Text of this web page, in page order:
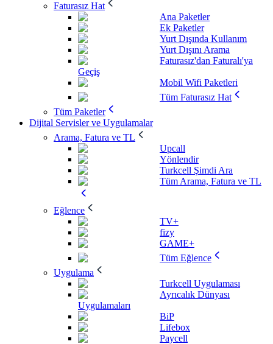
Faturasız Hat
Ana Paketler
Ek Paketler
Yurt Dışında Kullanım
Yurt Dışını Arama
Faturasız'dan Faturalı'ya
Geçiş
Mobil Wifi Paketleri
Tüm Faturasız Hat
Tüm Paketler
Dijital Servisler ve Uygulamalar
Arama, Fatura ve TL
Upcall
Yönlendir
Turkcell Şimdi Ara
Tüm Arama, Fatura ve TL
Eğlence
TV+
fizy
GAME+
Tüm Eğlence
Uygulama
Turkcell Uygulaması
Ayrıcalık Dünyası
Uygulamaları
BiP
Lifebox
Paycell